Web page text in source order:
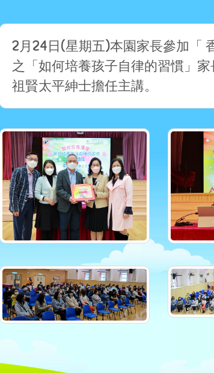
2月24日(星期五)本園家長參加「
之「如何培養孩子自律的習慣」
祖賢太平紳士擔任主講。